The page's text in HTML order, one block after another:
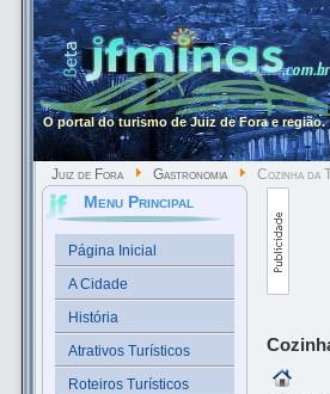
O portal do turismo de Juiz de Fora e região.
Juiz de Fora Gastronomia Cozinha da
Menu Principal
Página Inicial
A Cidade
História
Atrativos Turísticos
Roteiros Turísticos